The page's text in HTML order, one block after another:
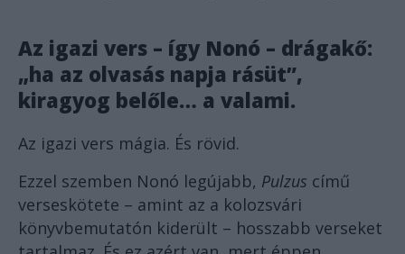
Az igazi vers – így Nonó – drágakő:
„ha az olvasás napja rásüt”,
kiragyog belőle… a valami.
Az igazi vers mágia. És rövid.
Ezzel szemben Nonó legújabb, Pulzus című
verseskötete – amint az a kolozsvári
könyvbemutatón kiderült – hosszabb verseket